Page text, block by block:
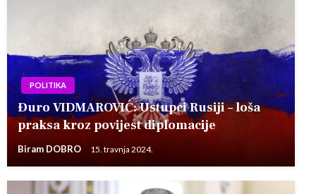
POLITIKA
Đuro VIDMAROVIĆ: Ustupci Rusiji – loša
praksa kroz povijest diplomacije
Biram DOBRO 15. travnja 2024.